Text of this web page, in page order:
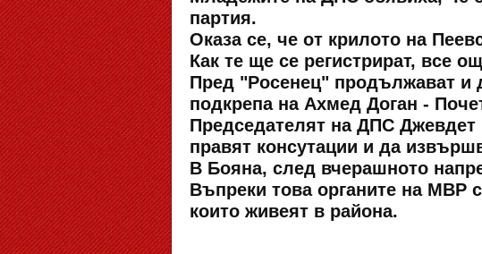
партия.
Оказа се, че от крилото на
Как те ще се регистрират, все
Пред "Росенец" продължават и
подкрепа на Ахмед Доган -
Председателят на ДПС
правят консутации и да
В Бояна, след вчерашното
Въпреки това органите на МВР
които живеят в района.